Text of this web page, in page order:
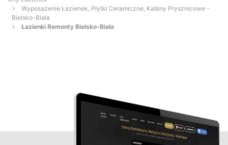
Wyposażenie Łazienek, Płytki Ceramiczne, Kabiny Prysznicowe -
Bielsko-Biała
Łazienki Remonty Bielsko-Biała